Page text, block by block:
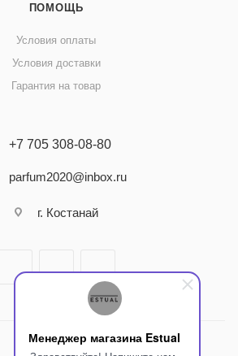
Менеджер магазина Estual
ПОМОЩЬ
Условия оплаты
Условия доставки
Гарантия на товар
+7 705 308-08-80
parfum2020@inbox.ru
г. Костанай